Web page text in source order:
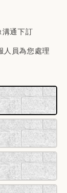
通下訂
人員為您處理